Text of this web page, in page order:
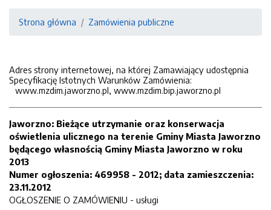
Strona główna Zamówienia publiczne
Adres strony internetowej, na której Zamawiający udostępnia
Specyfikację Istotnych Warunków Zamówienia:
www.mzdim.jaworzno.pl, www.mzdim.bip.jaworzno.pl
Jaworzno: Bieżące utrzymanie oraz konserwacja
oświetlenia ulicznego na terenie Gminy Miasta Jaworzno
będącego własnością Gminy Miasta Jaworzno w roku
2013
Numer ogłoszenia: 469958 - 2012; data zamieszczenia:
23.11.2012
OGŁOSZENIE O ZAMÓWIENIU - usługi